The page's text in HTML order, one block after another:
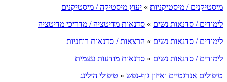
מיסטיקנים / מיסטיקניות » יעוץ מיסטיקה / מיסטיקנים
לימודים / סדנאות נשים » סדנאות מדיטציה / מדריכי מדיטציה
לימודים / סדנאות נשים » הרצאות / סדנאות רוחניות
לימודים / סדנאות נשים » סדנאות מודעות עצמית
טיפולים אנרגטיים ואיזון גוף-נפש » טיפולי הילינג